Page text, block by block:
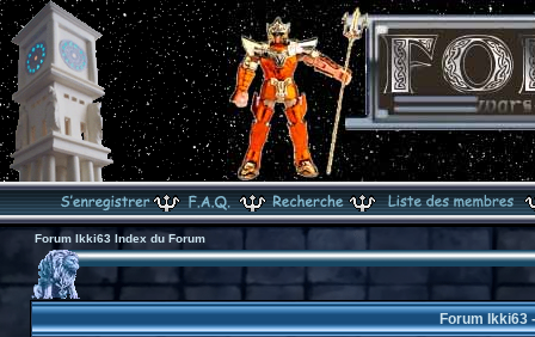
Forum Ikki63 Index du Forum
Forum Ikki63